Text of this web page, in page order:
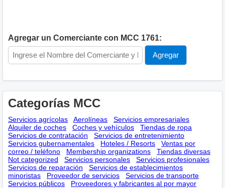
Agregar un Comerciante con MCC 1761:
Categorías MCC
Servicios agrícolas Aerolíneas
Servicios empresariales
Alquiler de coches
Coches y vehículos
Tiendas de ropa
Servicios de contratación
Servicios de entretenimiento
Servicios gubernamentales
Hoteles / Resorts
Ventas por
correo / teléfono
Membership оrganizations
Tiendas diversas
Not categorized
Servicios personales
Servicios profesionales
Servicios de reparación
Servicios de establecimientos
minoristas
Proveedor de servicios
Servicios de transporte
Servicios públicos
Proveedores y fabricantes al por mayor